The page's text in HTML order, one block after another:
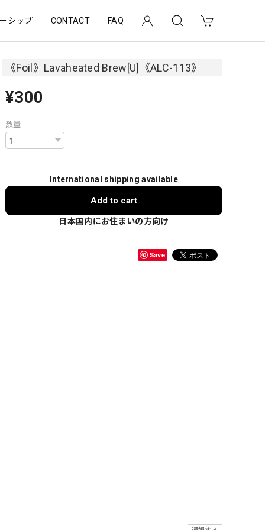
シップ CONTACT FAQ
《Foil》Lavaheated Brew[U]《ALC-113》
¥300
数量
International shipping available
Add to cart
日本国内にお住まいの方向け
Save